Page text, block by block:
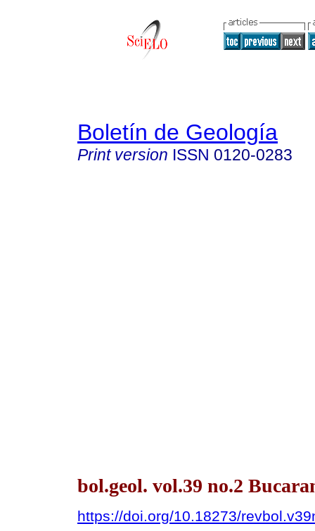
Boletín de Geología
Print version ISSN 0120-0283
bol.geol. vol.39 no.2
https://doi.org/10.18273/